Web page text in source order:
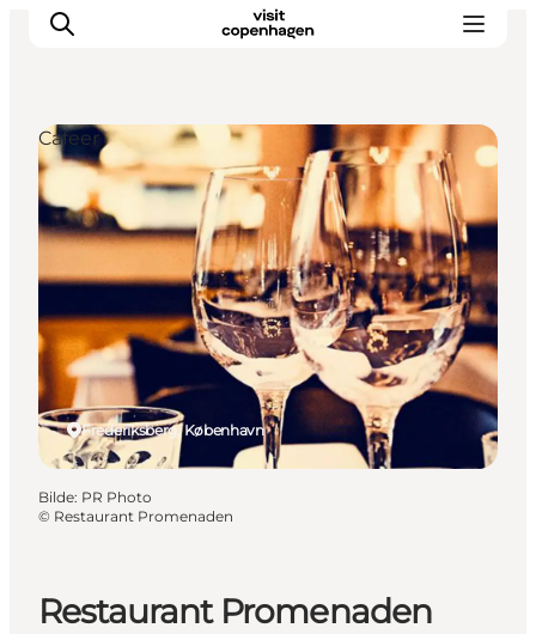
Aktiviteter
Spise og drikke
Planlegg turen din
Restaurant Promenaden
Frederiksberg, København
Cafeer
Bilde: PR Photo
© Restaurant Promenaden